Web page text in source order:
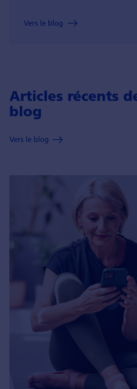
Vers le blog
Articles récents
blog
Vers le blog